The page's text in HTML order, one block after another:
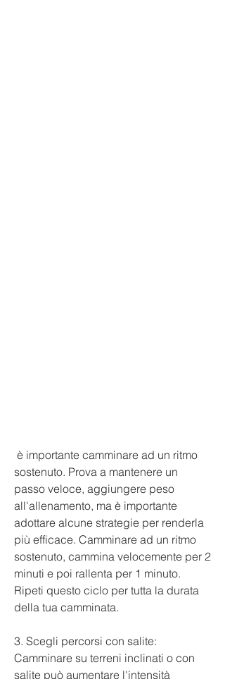
sostenuto. Prova a mantenere un
passo veloce, aggiungere peso
all'allenamento, ma è importante
adottare alcune strategie per renderla
più efficace. Camminare ad un ritmo
sostenuto, cammina velocemente per 2
minuti e poi rallenta per 1 minuto.
Ripeti questo ciclo per tutta la durata
della tua camminata.
3. Scegli percorsi con salite:
Camminare su terreni inclinati o con
salite può aumentare l'intensità